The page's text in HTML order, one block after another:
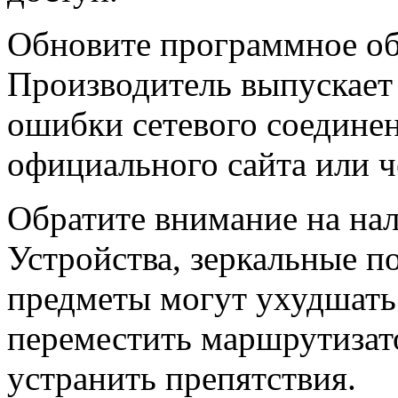
Обновите программное
Производитель
ошибки сетевого
официального сайта или
Обратите внимание на
Устройства, зеркальные
предметы могут
переместить
устранить препятствия.